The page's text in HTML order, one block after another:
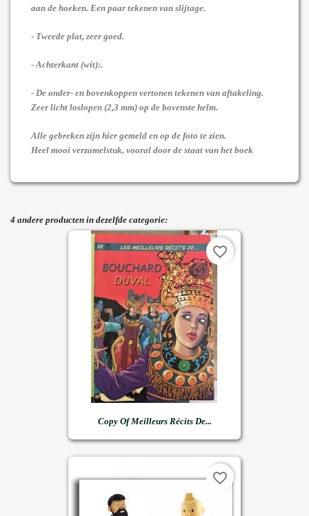
aan de hoeken. Een paar tekenen van slijtage.
- Tweede plat, zeer goed.
- Achterkant (wit):.
- De onder- en bovenkoppen vertonen tekenen van aftakeling.
Zeer licht loslopen (2,3 mm) op de bovenste helm.
Alle gebreken zijn hier gemeld en op de foto te zien.
Heel mooi verzamelstuk, vooral door de staat van het boek
4 andere producten in dezelfde categorie:
Copy Of Meilleurs Récits De...
favorite_border
favorite_border